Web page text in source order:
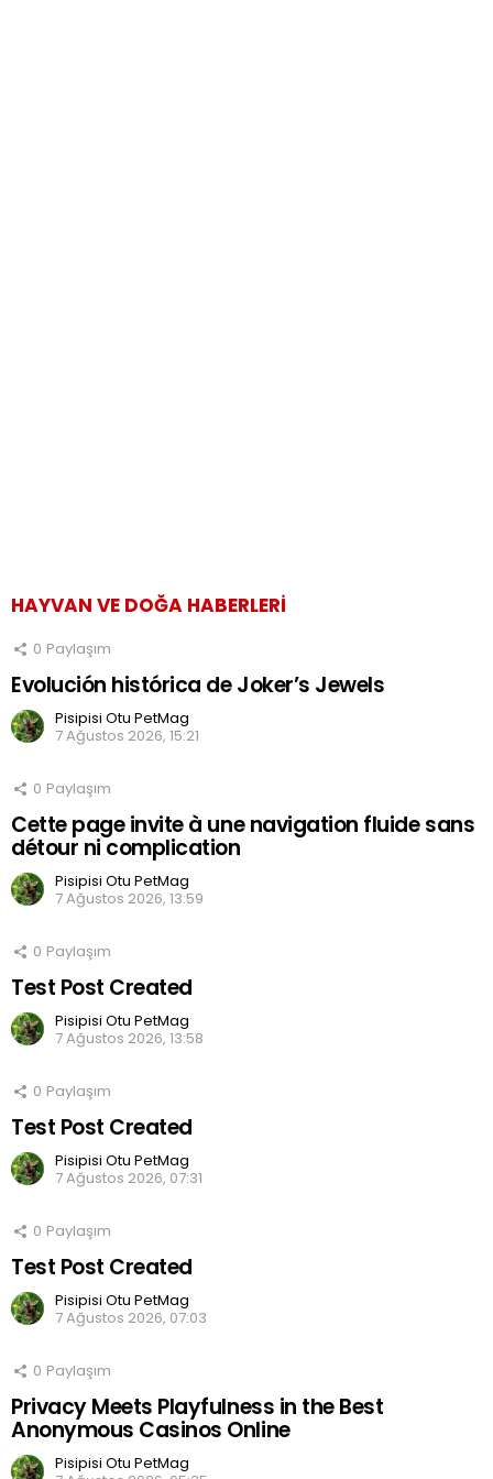
HAYVAN VE DOĞA HABERLERI
0 Paylaşım
Evolución histórica de Joker’s Jewels
Pisipisi Otu PetMag
7 Ağustos 2026, 15:21
0 Paylaşım
Cette page invite à une navigation fluide sans
détour ni complication
Pisipisi Otu PetMag
7 Ağustos 2026, 13:59
0 Paylaşım
Test Post Created
Pisipisi Otu PetMag
7 Ağustos 2026, 13:58
0 Paylaşım
Test Post Created
Pisipisi Otu PetMag
7 Ağustos 2026, 07:31
0 Paylaşım
Test Post Created
Pisipisi Otu PetMag
7 Ağustos 2026, 07:03
0 Paylaşım
Privacy Meets Playfulness in the Best
Anonymous Casinos Online
Pisipisi Otu PetMag